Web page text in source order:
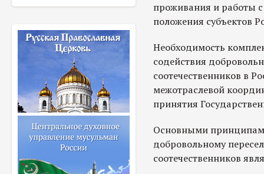
проживания и работы
положения субъектов
Необходимость
содействия
соотечественников в
межотраслевой
принятия
Основными
добровольному
соотечественников